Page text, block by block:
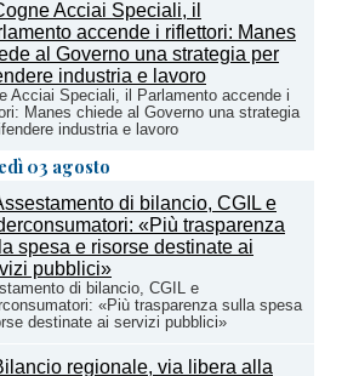
Acciai Speciali, il Parlamento accende i
Manes chiede al Governo una strategia
industria e lavoro
03 agosto
di bilancio, CGIL e
«Più trasparenza sulla spesa
destinate ai servizi pubblici»